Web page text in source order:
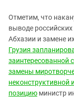
Отметим, что
выводе
Абхазии и замене
Грузия
заинтересованной
замены
неконструктивной
позицию министр